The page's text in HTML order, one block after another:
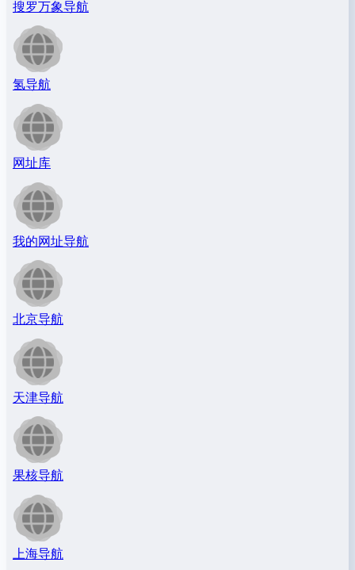
搜罗万象导航
氢导航
网址库
我的网址导航
北京导航
天津导航
果核导航
上海导航